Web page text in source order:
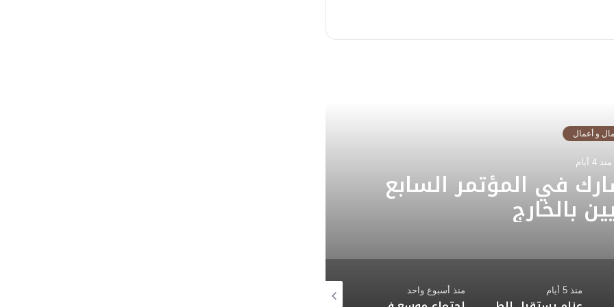
مال و أعمال
منذ 4 أيام
المصرية تتفقان
لنشر الثقافة المالية
في شرم الشيخ
منذ أسبوع واحد منذ أسبوع واحد منذ أسبوع واحد